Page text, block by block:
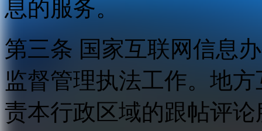
息的服务。
第三条 国家互联网信息
监督管理执法工作。地
责本行政区域的跟帖评